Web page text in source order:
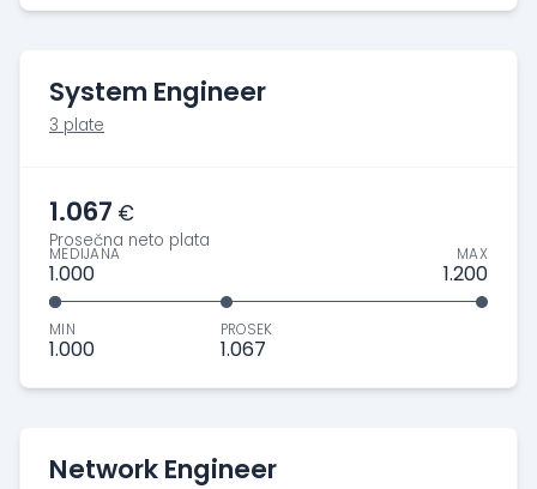
System Engineer
3 plate
1.067 €
Prosečna neto plata
MIN
1.000
MEDIJANA
1.000
PROSEK
1.067
MAX
1.200
Network Engineer